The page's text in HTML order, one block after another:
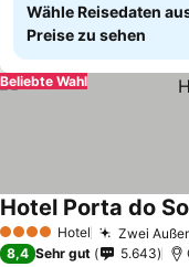
Wähle Reisedaten
Preise zu sehen
Beliebte Wahl
4 Sterne Hotel Zwei
Hotel Porta do
8,4 Sehr gut 5.643